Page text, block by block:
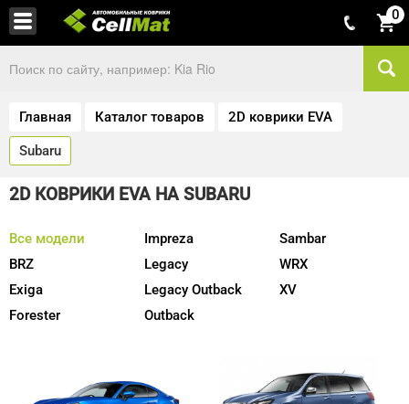
0
Главная Каталог товаров 2D коврики EVA
Subaru
2D КОВРИКИ EVA НА SUBARU
Все модели
BRZ
Exiga
Forester
Impreza
Legacy
Legacy Outback
Outback
Sambar
WRX
XV